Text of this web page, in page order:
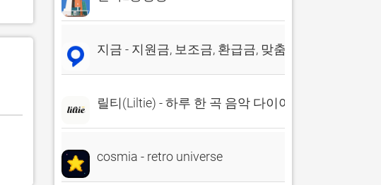
지금 - 지원금, 보조금, 환급금, 맞춤 정책, 앱테크
릴티(Liltie) - 하루 한 곡 음악 다이어리
cosmia - retro universe